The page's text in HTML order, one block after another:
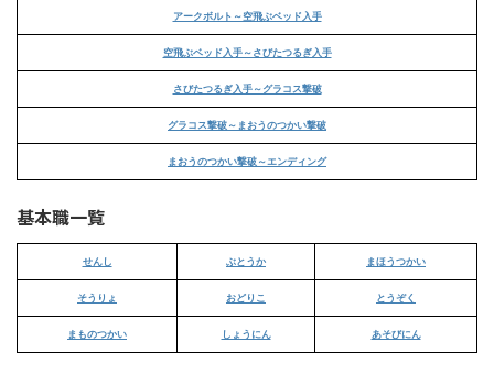
アークボルト～空飛ぶベッド入手
空飛ぶベッド入手～さびたつるぎ入手
さびたつるぎ入手～グラコス撃破
グラコス撃破～まおうのつかい撃破
まおうのつかい撃破～エンディング
基本職一覧
せんし ぶとうか まほうつかい
そうりょ おどりこ とうぞく
まものつかい しょうにん あそびにん